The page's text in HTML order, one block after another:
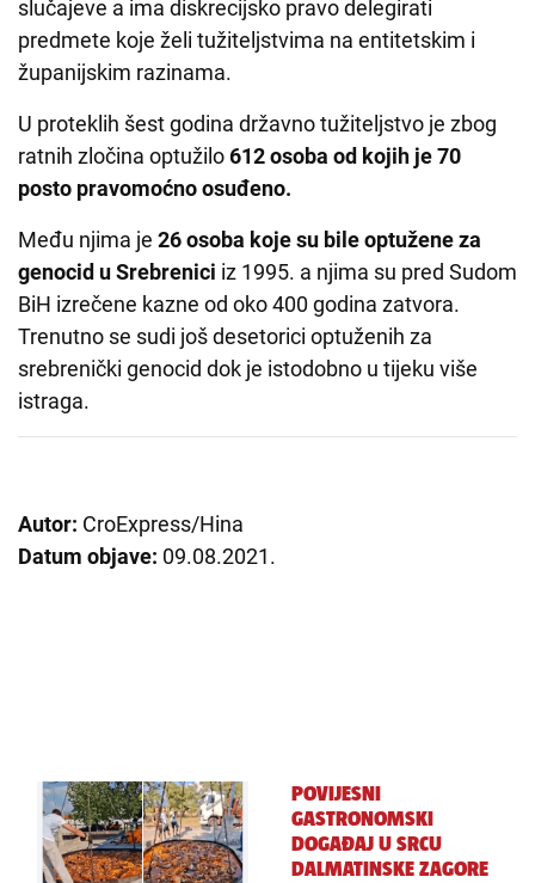
slučajeve a ima diskrecijsko pravo delegirati
predmete koje želi tužiteljstvima na entitetskim i
županijskim razinama.
U proteklih šest godina državno tužiteljstvo je zbog
ratnih zločina optužilo612 osoba od kojih je 70
posto pravomoćno osuđeno.
Među njima je 26 osoba koje su bile optužene za
genocid u Srebrenici iz 1995. a njima su pred Sudom
BiH izrečene kazne od oko 400 godina zatvora.
Trenutno se sudi još desetorici optuženih za
srebrenički genocid dok je istodobno u tijeku više
istraga.
Autor: CroExpress/Hina
Datum objave: 09.08.2021.
POVIJESNI
GASTRONOMSKI
DOGAĐAJ U SRCU
DALMATINSKE ZAGORE